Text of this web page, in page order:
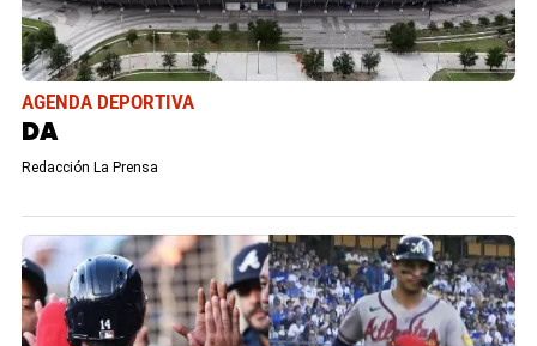
AGENDA DEPORTIVA
DA
Redacción La Prensa